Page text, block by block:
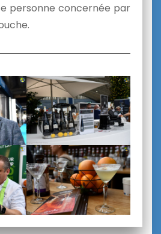
personne concernée par